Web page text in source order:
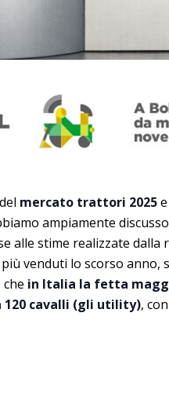
mercato trattori 2025
ampiamente discusso
alle stime realizzate
venduti lo scorso anno,
in Italia la fetta
cavalli (gli utility),